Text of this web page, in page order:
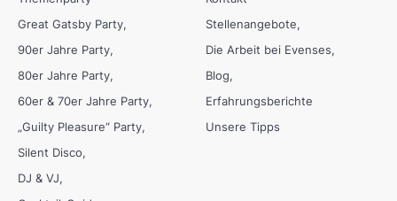
Great Gatsby Party
90er Jahre Party
80er Jahre Party
60er & 70er Jahre Party
„Guilty Pleasure“ Party
Silent Disco
DJ & VJ
Stellenangebote
Die Arbeit bei Evenses
Blog
Erfahrungsberichte
Unsere Tipps